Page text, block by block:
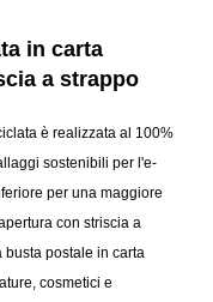
in carta
a strappo
è realizzata al 100%
sostenibili per l'e-
per una maggiore
con striscia a
postale in carta
cosmetici e